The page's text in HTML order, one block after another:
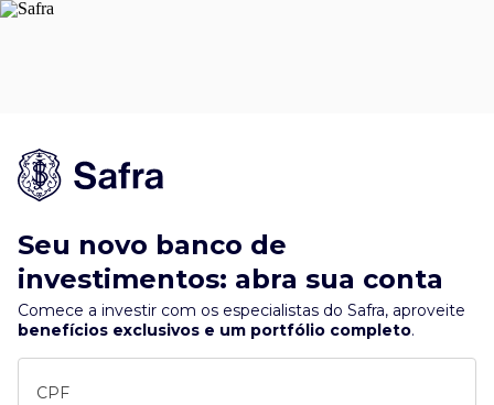
Seu novo banco de
investimentos: abra sua conta
Comece a investir com os especialistas do Safra, aproveite
benefícios exclusivos e um portfólio completo.
CPF